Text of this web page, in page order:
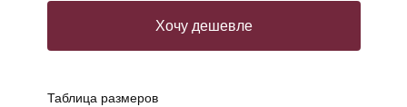
Хочу дешевле
Таблица размеров